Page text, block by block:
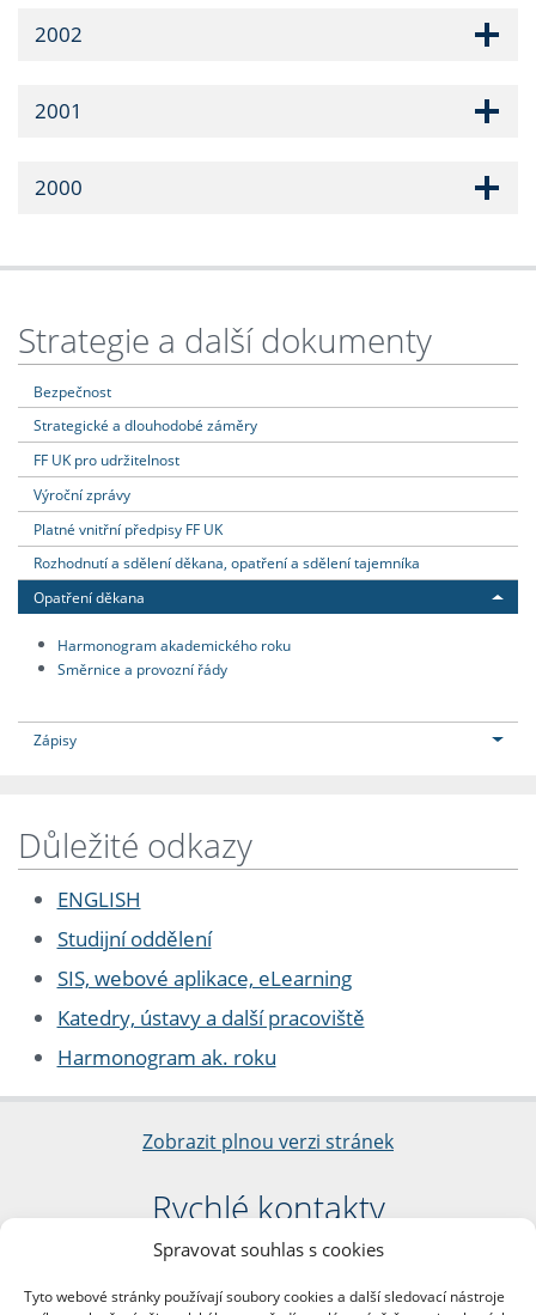
Spravovat souhlas s cookies
Tyto webové stránky používají soubory cookies a další sledovací nástroje
2002
2001
2000
Strategie a další dokumenty
Bezpečnost
Strategické a dlouhodobé záměry
FF UK pro udržitelnost
Výroční zprávy
Platné vnitřní předpisy FF UK
Rozhodnutí a sdělení děkana, opatření a sdělení tajemníka
Opatření děkana
Harmonogram akademického roku
Směrnice a provozní řády
Zápisy
Důležité odkazy
ENGLISH
Studijní oddělení
SIS, webové aplikace, eLearning
Katedry, ústavy a další pracoviště
Harmonogram ak. roku
Zobrazit plnou verzi stránek
Rychlé kontakty
Filozofická fakulta
nám. Jana Palacha 1/2